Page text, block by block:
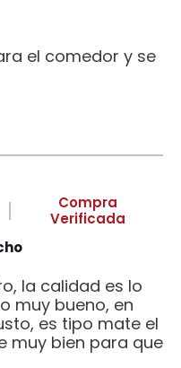
el comedor y se
Compra
Verificada
la calidad es lo
muy bueno, en
es tipo mate el
muy bien para que